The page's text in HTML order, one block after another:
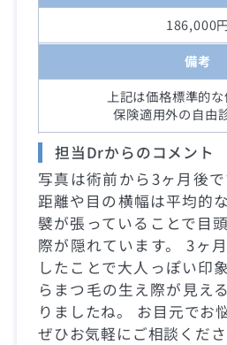
186,000
備考
上記は価格標準的な
保険適用外の自由
担当Drからのコメント
写真は術前から3ヶ月後
距離や目の横幅は平均的
襞が張っていることで目
際が隠れています。 3ヶ
したことで大人っぽい印
らまつ毛の生え際が見え
りましたね。 お目元でお
ぜひお気軽にご相談くださ